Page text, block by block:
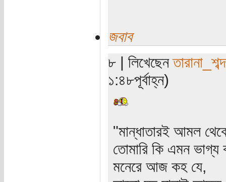
জবাব
৮ | লিখেছেনতারানা_শব্দ
১:৪৮পূর্বাহ্ন)
"মান্ধাতারই আমল
তোমারি কি এমন ভাগ্য
মনেরে আজ কহ যে,